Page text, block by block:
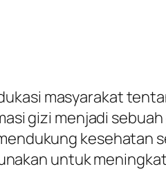
masyarakat
gizi menjadi
kesehatan
untuk